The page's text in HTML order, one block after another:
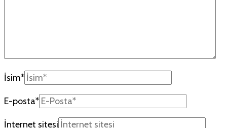
İsim*
E-posta*
İnternet sitesi